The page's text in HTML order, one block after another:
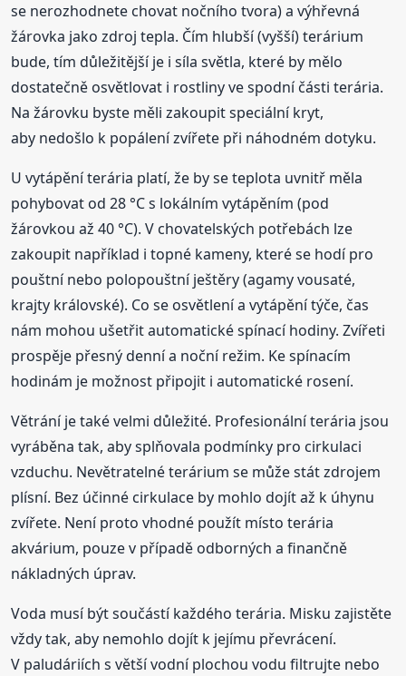
se nerozhodnete chovat nočního tvora) a výhřevná
žárovka jako zdroj tepla. Čím hlubší (vyšší) terárium
bude, tím důležitější je i síla světla, které by mělo
dostatečně osvětlovat i rostliny ve spodní části terária.
Na žárovku byste měli zakoupit speciální kryt,
aby nedošlo k popálení zvířete při náhodném dotyku.
U vytápění terária platí, že by se teplota uvnitř měla
pohybovat od 28 °C s lokálním vytápěním (pod
žárovkou až 40 °C). V chovatelských potřebách lze
zakoupit například i topné kameny, které se hodí pro
pouštní nebo polopouštní ještěry (agamy vousaté,
krajty královské). Co se osvětlení a vytápění týče, čas
nám mohou ušetřit automatické spínací hodiny. Zvířeti
prospěje přesný denní a noční režim. Ke spínacím
hodinám je možnost připojit i automatické rosení.
Větrání je také velmi důležité. Profesionální terária jsou
vyráběna tak, aby splňovala podmínky pro cirkulaci
vzduchu. Nevětratelné terárium se může stát zdrojem
plísní. Bez účinné cirkulace by mohlo dojít až k úhynu
zvířete. Není proto vhodné použít místo terária
akvárium, pouze v případě odborných a finančně
nákladných úprav.
Voda musí být součástí každého terária. Misku zajistěte
vždy tak, aby nemohlo dojít k jejímu převrácení.
V paludáriích s větší vodní plochou vodu filtrujte nebo